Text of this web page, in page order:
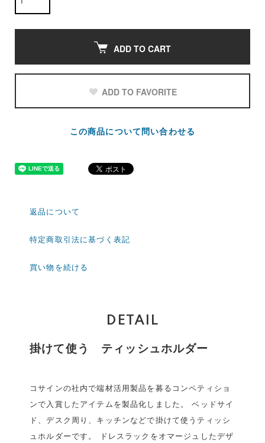
ADD TO CART
ADD TO FAVORITE
この商品について問い合わせる
返品について
特定商取引法に基づく表記
買い物を続ける
DETAIL
掛けて使う ティッシュホルダー
コサインの社内で端材活用製品を募るコンペティショ
ンで入賞したアイテムを製品化しました。 ベッドサイ
ド、デスク周り、キッチンなどで掛けて使うティッシ
ュホルダーです。 ドレスラックをオマージュしたデザ